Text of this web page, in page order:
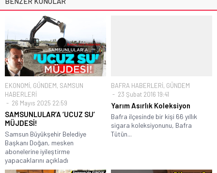
EKONOMİ, GÜNDEM, SAMSUN
HABERLERİ
26 Mayıs 2025 22:59
SAMSUNLULAR’A ‘UCUZ SU’
MÜJDESİ!
Samsun Büyükşehir Belediye
Başkanı Doğan, mesken
abonelerine iyileştirme
yapacaklarını açıkladı
BAFRA HABERLERİ, GÜNDEM
23 Şubat 2016 19:41
Yarım Asırlık Koleksiyon
Bafra ilçesinde bir kişi 66 yıllık
sigara koleksiyonunu, Bafra
Tütün...